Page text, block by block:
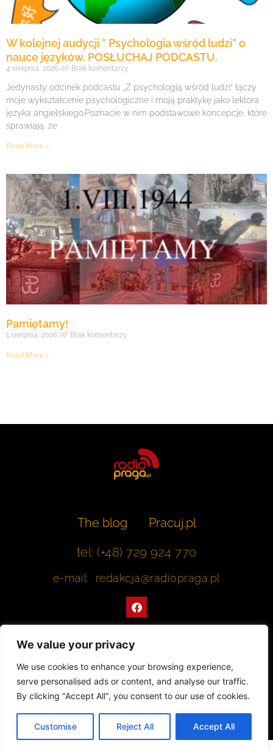
We value your privacy
We use cookies to enhance your browsing experience,
serve personalised ads or content, and analyse our traffic.
By clicking "Accept All", you consent to our use of cookies.
Customise Reject All Accept All
W kolejnej audycji ” Psychologia wśród ludzi” o
nauce języków. POSŁUCHAJ PODCASTU.
4 sierpnia, 2026 Brak komentarzy
Jedynasty odcinek podcastu „Z psychologią wśród ludzi” łączy
moje wykształcenie psychologiczne i moją praktykę jako lektora
języka angielskiego.Poznacie w nim podstawowe koncepcje, które
sprawiają, że
Read More »
Pamiętamy!
1 sierpnia, 2026 Brak komentarzy
Read More »
The blog
Pracuj.pl
tel: (+48) 729 924 770
e-mail: redakcja@radiopraga.pl
F
a
c
o
k
Współpracujemy z Muzeum Warszawskiej Pragi
© 2022 All rights Reserved. Radiopraga.pl
Projekt strony internetowej: tomasz-kaminski.pl